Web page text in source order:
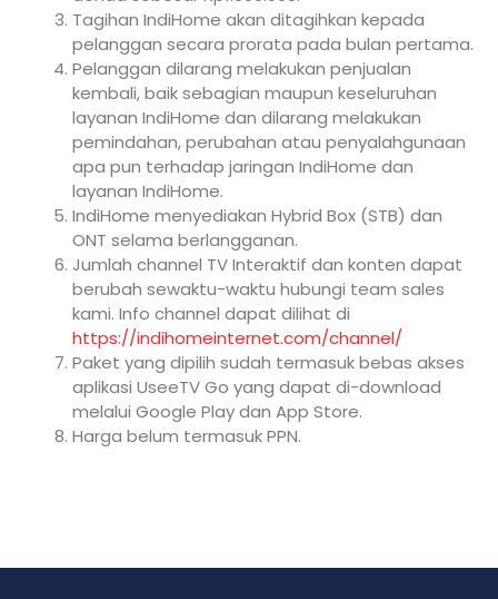
Tagihan IndiHome akan ditagihkan kepada
pelanggan secara prorata pada bulan pertama.
Pelanggan dilarang melakukan penjualan
kembali, baik sebagian maupun keseluruhan
layanan IndiHome dan dilarang melakukan
pemindahan, perubahan atau penyalahgunaan
apa pun terhadap jaringan IndiHome dan
layanan IndiHome.
IndiHome menyediakan Hybrid Box (STB) dan
ONT selama berlangganan.
Jumlah channel TV Interaktif dan konten dapat
berubah sewaktu-waktu hubungi team sales
kami. Info channel dapat dilihat di
https://indihomeinternet.com/channel/
Paket yang dipilih sudah termasuk bebas akses
aplikasi UseeTV Go yang dapat di-download
melalui Google Play dan App Store.
Harga belum termasuk PPN.